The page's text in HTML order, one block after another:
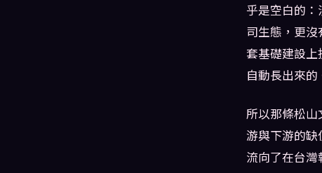
乎是空白的
司生態，更
套基礎建設
自動長出來的
所以那條松
游與下游的缺
流向了在台